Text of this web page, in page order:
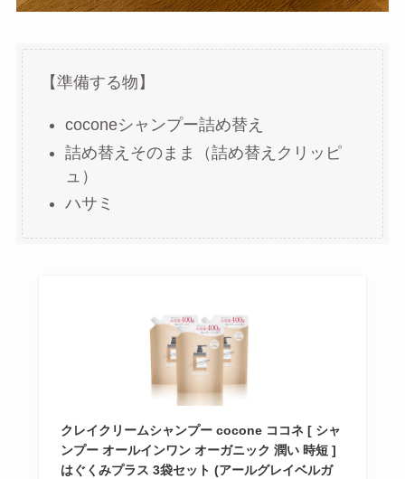
【準備する物】
coconeシャンプー詰め替え
詰め替えそのまま（詰め替えクリッピ
ュ）
ハサミ
クレイクリームシャンプー cocone ココネ [ シャ
ンプー オールインワン オーガニック 潤い 時短 ]
はぐくみプラス 3袋セット (アールグレイベルガ